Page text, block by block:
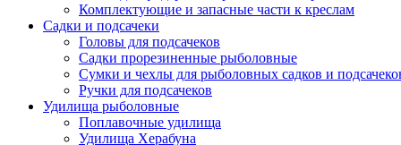
Комплектующие и запасные части к креслам
Садки и подсачеки
Головы для подсачеков
Садки прорезиненные рыболовные
Сумки и чехлы для рыболовных садков и
Ручки для подсачеков
Удилища рыболовные
Поплавочные удилища
Удилища Херабуна